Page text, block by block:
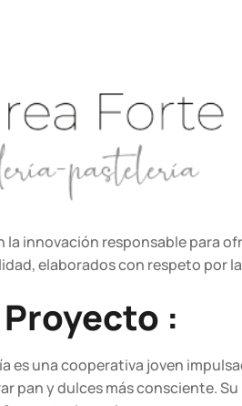
la innovación responsable para
elaborados con respeto por
:
es una cooperativa joven
pan y dulces más consciente.